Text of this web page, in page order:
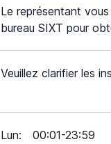
Le représentant
bureau SIXT pour
Veuillez clarifier les
Lun:
00:01-23:59